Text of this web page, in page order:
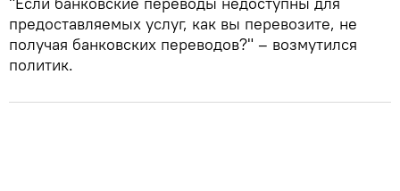
предоставляемых услуг, как вы перевозите, не
получая банковских переводов?" – возмутился
политик.